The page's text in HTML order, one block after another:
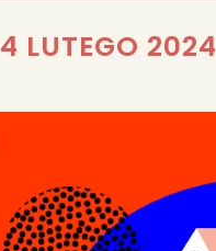
4 LUTEGO 2024